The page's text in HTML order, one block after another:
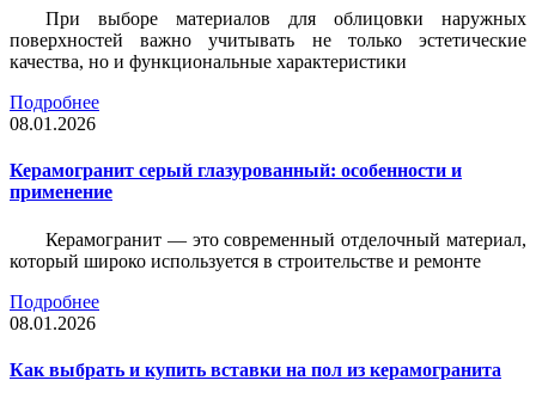
При выборе материалов для облицовки наружных
поверхностей важно учитывать не только эстетические
качества, но и функциональные характеристики
Подробнее
08.01.2026
Керамогранит серый глазурованный: особенности и
применение
Керамогранит — это современный отделочный материал,
который широко используется в строительстве и ремонте
Подробнее
08.01.2026
Как выбрать и купить вставки на пол из керамогранита